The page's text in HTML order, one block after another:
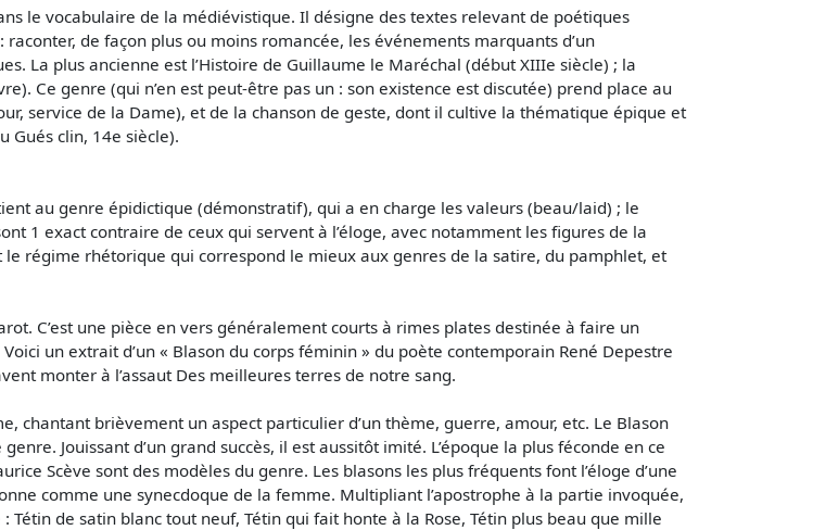
le vocabulaire de la médiévistique. Il désigne des textes relevant de poétiques
de façon plus ou moins romancée, les événements marquants d’un
La plus ancienne est l’Histoire de Guillaume le Maréchal (début XIIIe siècle) ; la
Ce genre (qui n’en est peut-être pas un : son existence est discutée) prend place au
service de la Dame), et de la chanson de geste, dont il cultive la thématique épique et
Gués clin, 14e siècle).
au genre épidictique (démonstratif), qui a en charge les valeurs (beau/laid) ; le
1 exact contraire de ceux qui servent à l’éloge, avec notamment les figures de la
régime rhétorique qui correspond le mieux aux genres de la satire, du pamphlet, et
C’est une pièce en vers généralement courts à rimes plates destinée à faire un
un extrait d’un « Blason du corps féminin » du poète contemporain René Depestre
monter à l’assaut Des meilleures terres de notre sang.
chantant brièvement un aspect particulier d’un thème, guerre, amour, etc. Le Blason
Jouissant d’un grand succès, il est aussitôt imité. L’époque la plus féconde en ce
Scève sont des modèles du genre. Les blasons les plus fréquents font l’éloge d’une
comme une synecdoque de la femme. Multipliant l’apostrophe à la partie invoquée,
Tétin de satin blanc tout neuf, Tétin qui fait honte à la Rose, Tétin plus beau que mille